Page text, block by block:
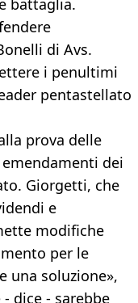
battaglia.
di Avs.
i penultimi
pentastellato
prova delle
dei
Giorgetti, che
e
modifiche
per le
una soluzione»,
dice - sarebbe